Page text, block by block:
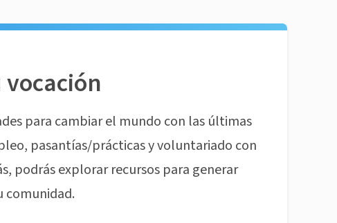
para cambiar el mundo con las últimas
pasantías/prácticas y voluntariado con
podrás explorar recursos para generar
comunidad.